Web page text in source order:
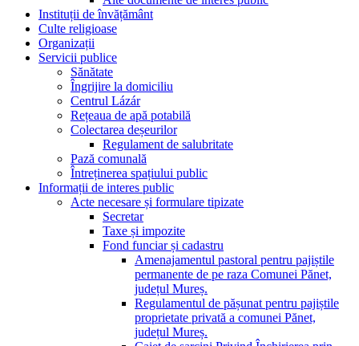
Instituții de învățământ
Culte religioase
Organizații
Servicii publice
Sănătate
Îngrijire la domiciliu
Centrul Lázár
Rețeaua de apă potabilă
Colectarea deșeurilor
Regulament de salubritate
Pază comunală
Întreținerea spațiului public
Informații de interes public
Acte necesare și formulare tipizate
Secretar
Taxe și impozite
Fond funciar și cadastru
Amenajamentul pastoral pentru pajiștile
permanente de pe raza Comunei Pănet,
județul Mureș.
Regulamentul de pășunat pentru pajiștile
proprietate privată a comunei Pănet,
județul Mureș.